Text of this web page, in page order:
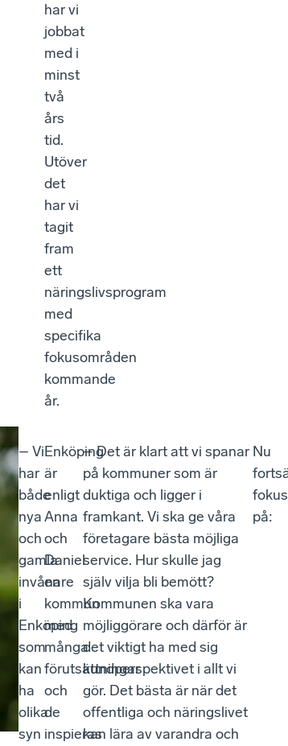
har vi
jobbat
med i
minst
två
års
tid.
Utöver
det
har vi
tagit
fram
ett
näringslivsprogram
med
specifika
fokusområden
kommande
år.
– Vi
har
både
nya
och
gamla
invånare
i
Enköping
som
kan
ha
olika
syn
Enköping
är
enligt
Anna
och
Daniel
en
kommun
med
många
förutsättningar
och
de
inspieras
– Det är klart att vi spanar
på kommuner som är
duktiga och ligger i
framkant. Vi ska ge våra
företagare bästa möjliga
service. Hur skulle jag
själv vilja bli bemött?
Kommunen ska vara
möjliggörare och därför är
det viktigt ha med sig
kundperspektivet i allt vi
gör. Det bästa är när det
offentliga och näringslivet
kan lära av varandra och
Nu
fokus
på: